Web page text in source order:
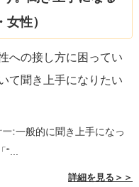
性）
への接し方に困ってい
て聞き上手になりたい
ー:一般的に聞き上手になっ
詳細を見る＞＞